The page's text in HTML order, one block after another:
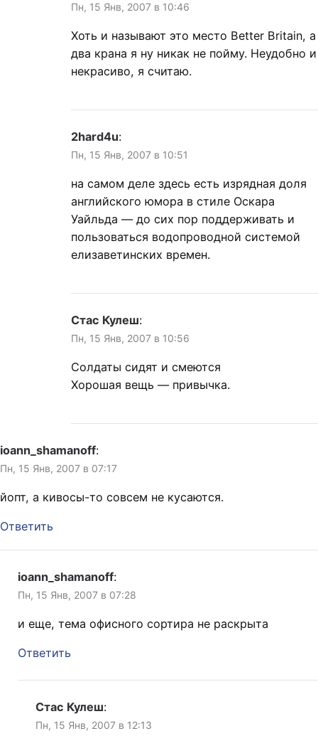
Пн, 15 Янв, 2007 в 10:46
Хоть и называют это место Better Britain, а
два крана я ну никак не пойму. Неудобно и
некрасиво, я считаю.
2hard4u:
Пн, 15 Янв, 2007 в 10:51
на самом деле здесь есть изрядная доля
английского юмора в стиле Оскара
Уайльда — до сих пор поддерживать и
пользоваться водопроводной системой
елизаветинских времен.
Стас Кулеш:
Пн, 15 Янв, 2007 в 10:56
Солдаты сидят и смеются
Хорошая вещь — привычка.
ioann_shamanoff:
Пн, 15 Янв, 2007 в 07:17
йопт, а кивосы-то совсем не кусаются.
Ответить
ioann_shamanoff:
Пн, 15 Янв, 2007 в 07:28
и еще, тема офисного сортира не раскрыта
Ответить
Стас Кулеш:
Пн, 15 Янв, 2007 в 12:13